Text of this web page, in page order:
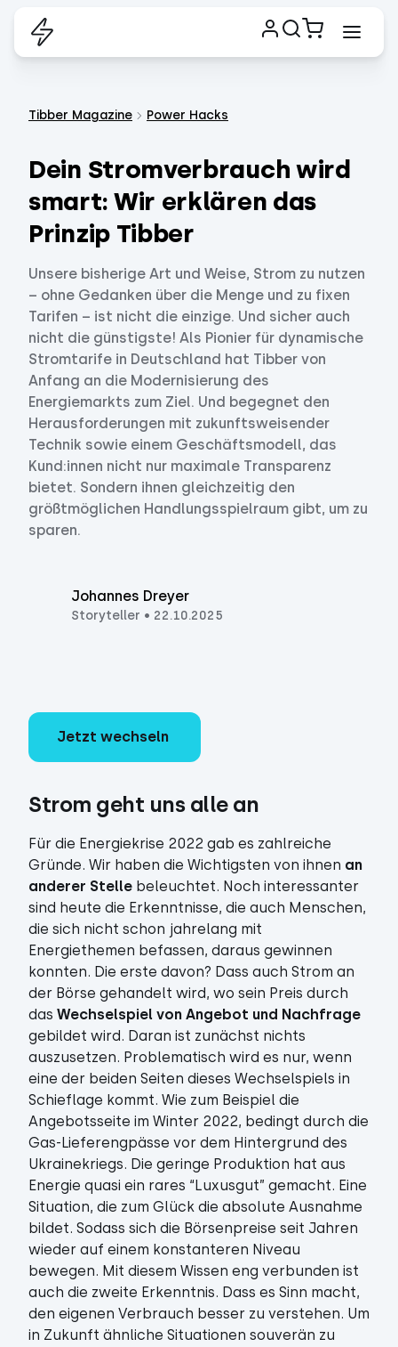
Tibber Magazine Power Hacks
Dein Stromverbrauch wird
smart: Wir erklären das
Prinzip Tibber
Unsere bisherige Art und Weise, Strom zu nutzen
– ohne Gedanken über die Menge und zu fixen
Tarifen – ist nicht die einzige. Und sicher auch
nicht die günstigste! Als Pionier für dynamische
Stromtarife in Deutschland hat Tibber von
Anfang an die Modernisierung des
Energiemarkts zum Ziel. Und begegnet den
Herausforderungen mit zukunftsweisender
Technik sowie einem Geschäftsmodell, das
Kund:innen nicht nur maximale Transparenz
bietet. Sondern ihnen gleichzeitig den
größtmöglichen Handlungsspielraum gibt, um zu
sparen.
Johannes Dreyer
Storyteller • 22.10.2025
Jetzt wechseln
Strom geht uns alle an
Für die Energiekrise 2022 gab es zahlreiche
Gründe. Wir haben die Wichtigsten von ihnen an
anderer Stelle beleuchtet. Noch interessanter
sind heute die Erkenntnisse, die auch Menschen,
die sich nicht schon jahrelang mit
Energiethemen befassen, daraus gewinnen
konnten. Die erste davon? Dass auch Strom an
der Börse gehandelt wird, wo sein Preis durch
das Wechselspiel von Angebot und Nachfrage
gebildet wird. Daran ist zunächst nichts
auszusetzen. Problematisch wird es nur, wenn
eine der beiden Seiten dieses Wechselspiels in
Schieflage kommt. Wie zum Beispiel die
Angebotsseite im Winter 2022, bedingt durch die
Gas-Lieferengpässe vor dem Hintergrund des
Ukrainekriegs. Die geringe Produktion hat aus
Energie quasi ein rares “Luxusgut” gemacht. Eine
Situation, die zum Glück die absolute Ausnahme
bildet. Sodass sich die Börsenpreise seit Jahren
wieder auf einem konstanteren Niveau
bewegen. Mit diesem Wissen eng verbunden ist
auch die zweite Erkenntnis. Dass es Sinn macht,
den eigenen Verbrauch besser zu verstehen. Um
in Zukunft ähnliche Situationen souverän zu